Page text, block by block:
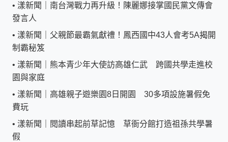
• 漾新聞｜南台灣戰力再升級！陳麗娜接掌國民黨文傳會
發言人
• 漾新聞｜父親節最霸氣獻禮！鳳西國中43人會考5A揭開
制霸秘笈
• 漾新聞｜熊本青少年大使訪高雄仁武 跨國共學走進校
園與家庭
• 漾新聞｜高雄親子遊樂園8日開園 30多項設施暑假免
費玩
• 漾新聞｜閱讀串起前草記憶 草衙分館打造祖孫共學暑
假